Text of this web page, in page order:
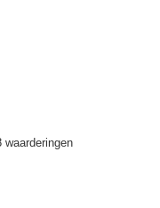
waarderingen